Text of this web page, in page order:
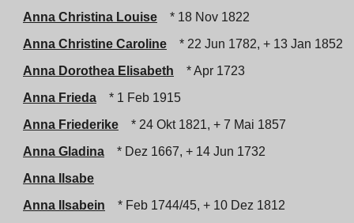
Anna Christina Louise
* 18 Nov 1822
Anna Christine Caroline
* 22 Jun 1782, + 13 Jan 1852
Anna Dorothea Elisabeth
* Apr 1723
Anna Frieda
* 1 Feb 1915
Anna Friederike
* 24 Okt 1821, + 7 Mai 1857
Anna Gladina
* Dez 1667, + 14 Jun 1732
Anna Ilsabe
Anna Ilsabein
* Feb 1744/45, + 10 Dez 1812